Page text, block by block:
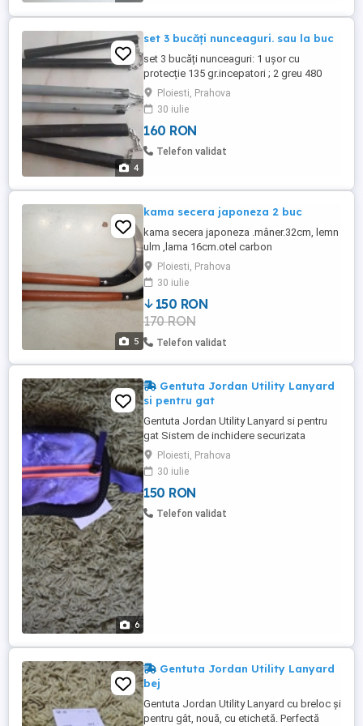
4
set 3 bucăți nunceaguri. sau la buc
set 3 bucăți nunceaguri: 1 ușor cu
protecție 135 gr.incepatori ; 2 greu 480
gr.antrenament ; normal 355 gr .sau la buc.
Ploiesti, Prahova
30 iulie
160 RON
Telefon validat
5
kama secera japoneza 2 buc
kama secera japoneza .mâner.32cm, lemn
ulm ,lama 16cm.otel carbon
,pereche,handmade.( nu obor)
Ploiesti, Prahova
30 iulie
150 RON
170 RON
Telefon validat
6
Gentuta Jordan Utility Lanyard
si pentru gat
Gentuta Jordan Utility Lanyard si pentru
gat Sistem de inchidere securizata
Dimensiuni 20*11 cm Pret de achizitie 35
lire Produs nou, cu eticheta
Ploiesti, Prahova
30 iulie
150 RON
Telefon validat
Gentuta Jordan Utility Lanyard
bej
Gentuta Jordan Utility Lanyard cu breloc și
pentru gât, nouă, cu etichetă. Perfectă